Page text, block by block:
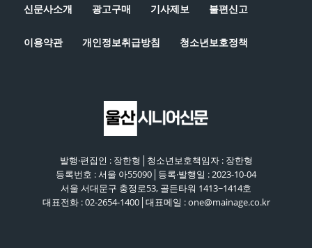
44:42
신문사소개 광고구매 기사제보 불편신고
이용약관 개인정보취급방침 청소년보호정책
발행·편집인 : 장한형│청소년보호책임자 : 장한형
등록번호 : 서울 아55090│등록·발행일 : 2023-10-04
서울 서대문구 충정로53, 골든타워 1413~1414호
대표전화 : 02-2654-1400│대표메일 : one@mainage.co.kr